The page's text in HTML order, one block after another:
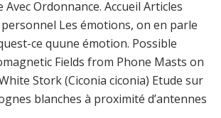
Avec Ordonnance. Accueil Articles
Les émotions, on en parle
ce quune émotion. Possible
Fields from Phone Masts on
Stork (Ciconia ciconia) Etude sur
blanches à proximité d’antennes